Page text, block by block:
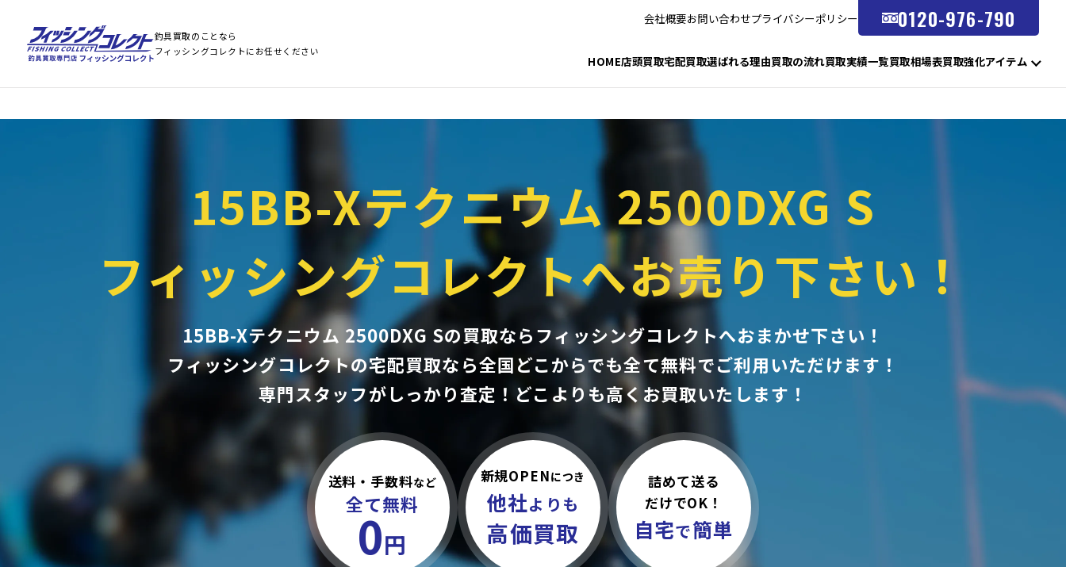
釣具買取のことなら
フィッシングコレクトにお任せください
会社概要お問い合わせプライバシーポリシー 0120-976-790
HOME店頭買取宅配買取選ばれる理由買取の流れ買取実績一覧買取相場表買取強化アイテム
Warning: Array to string conversion in
15BB-Xテクニウム 2500DXG S
フィッシングコレクトへお売り下さい！
15BB-Xテクニウム 2500DXG Sの買取ならフィッシングコレクトへおまかせ下さい！
フィッシングコレクトの宅配買取なら全国どこからでも全て無料でご利用いただけます！
専門スタッフがしっかり査定！ どこよりも高くお買取いたします！
送料・手数料など
全て無料
0円
新規OPENにつき
他社よりも
高価買取
詰めて送る
だけでOK！
自宅で簡単